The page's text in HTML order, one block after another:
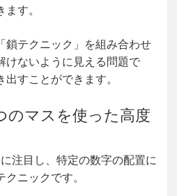
す。
鎖テクニック」を組み合わせ
けないように見える問題で
すことができます。
のマスを使った高度
注目し、特定の数字の配置に
ニックです。